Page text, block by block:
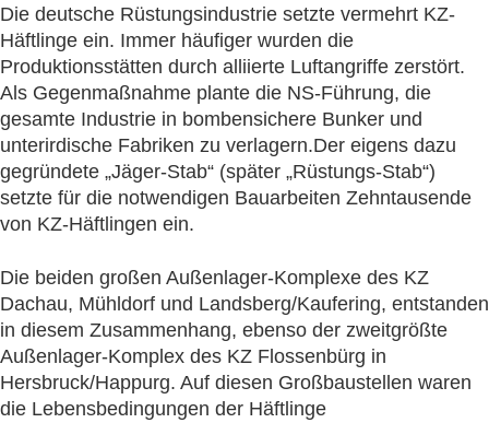
Die deutsche Rüstungsindustrie setzte vermehrt KZ-
Häftlinge ein. Immer häufiger wurden die
Produktionsstätten durch alliierte Luftangriffe zerstört.
Als Gegenmaßnahme plante die NS-Führung, die
gesamte Industrie in bombensichere Bunker und
unterirdische Fabriken zu verlagern.Der eigens dazu
gegründete „Jäger-Stab“ (später „Rüstungs-Stab“)
setzte für die notwendigen Bauarbeiten Zehntausende
von KZ-Häftlingen ein.
Die beiden großen Außenlager-Komplexe des KZ
Dachau, Mühldorf und Landsberg/Kaufering, entstanden
in diesem Zusammenhang, ebenso der zweitgrößte
Außenlager-Komplex des KZ Flossenbürg in
Hersbruck/Happurg. Auf diesen Großbaustellen waren
die Lebensbedingungen der Häftlinge